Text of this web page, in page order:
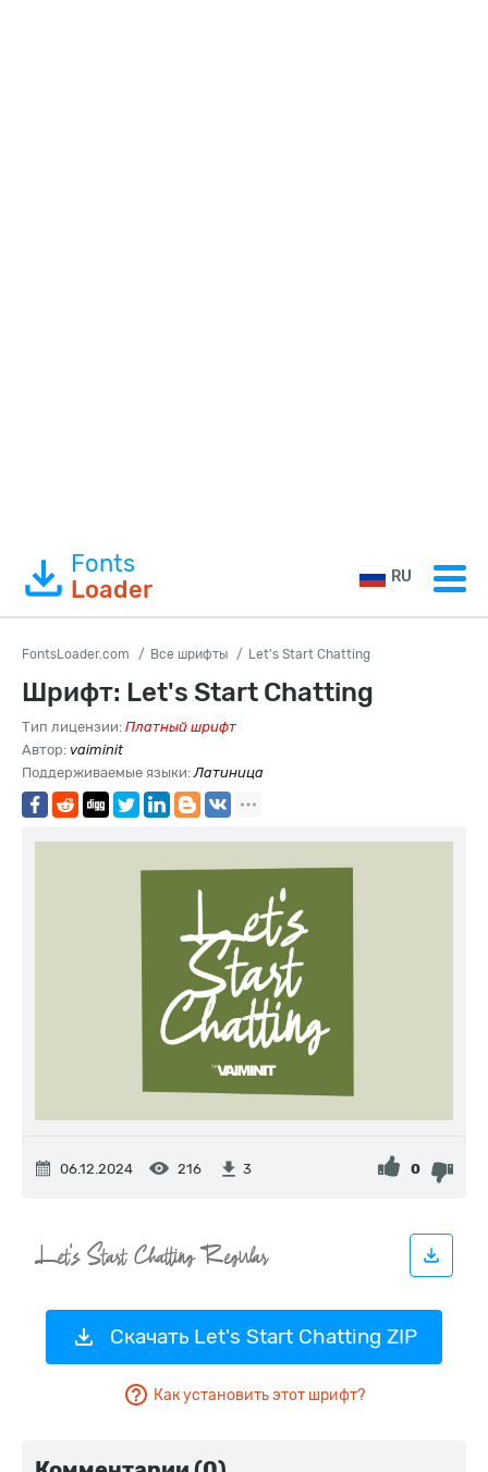
Fonts
Loader
RU
FontsLoader.com Все шрифты Let's Start Chatting
Шрифт: Let's Start Chatting
Тип лицензии: Платный шрифт
Автор: vaiminit
Поддерживаемые языки:Латиница
06.12.2024 216 3 0
Скачать Let's Start Chatting ZIP
Как установить этот шрифт?